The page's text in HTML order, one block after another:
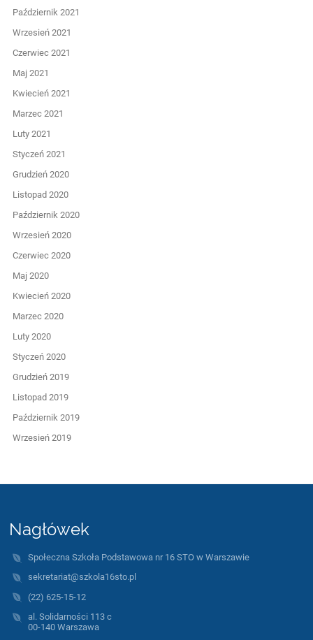
Październik 2021
Wrzesień 2021
Czerwiec 2021
Maj 2021
Kwiecień 2021
Marzec 2021
Luty 2021
Styczeń 2021
Grudzień 2020
Listopad 2020
Październik 2020
Wrzesień 2020
Czerwiec 2020
Maj 2020
Kwiecień 2020
Marzec 2020
Luty 2020
Styczeń 2020
Grudzień 2019
Listopad 2019
Październik 2019
Wrzesień 2019
Nagłówek
Społeczna Szkoła Podstawowa nr 16 STO w Warszawie
sekretariat@szkola16sto.pl
(22) 625-15-12
al. Solidarności 113 c
00-140 Warszawa